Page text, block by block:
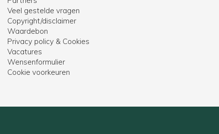
Veel gestelde vragen
Copyright/disclaimer
Waardebon
Privacy policy & Cookies
Vacatures
Wensenformulier
Cookie voorkeuren